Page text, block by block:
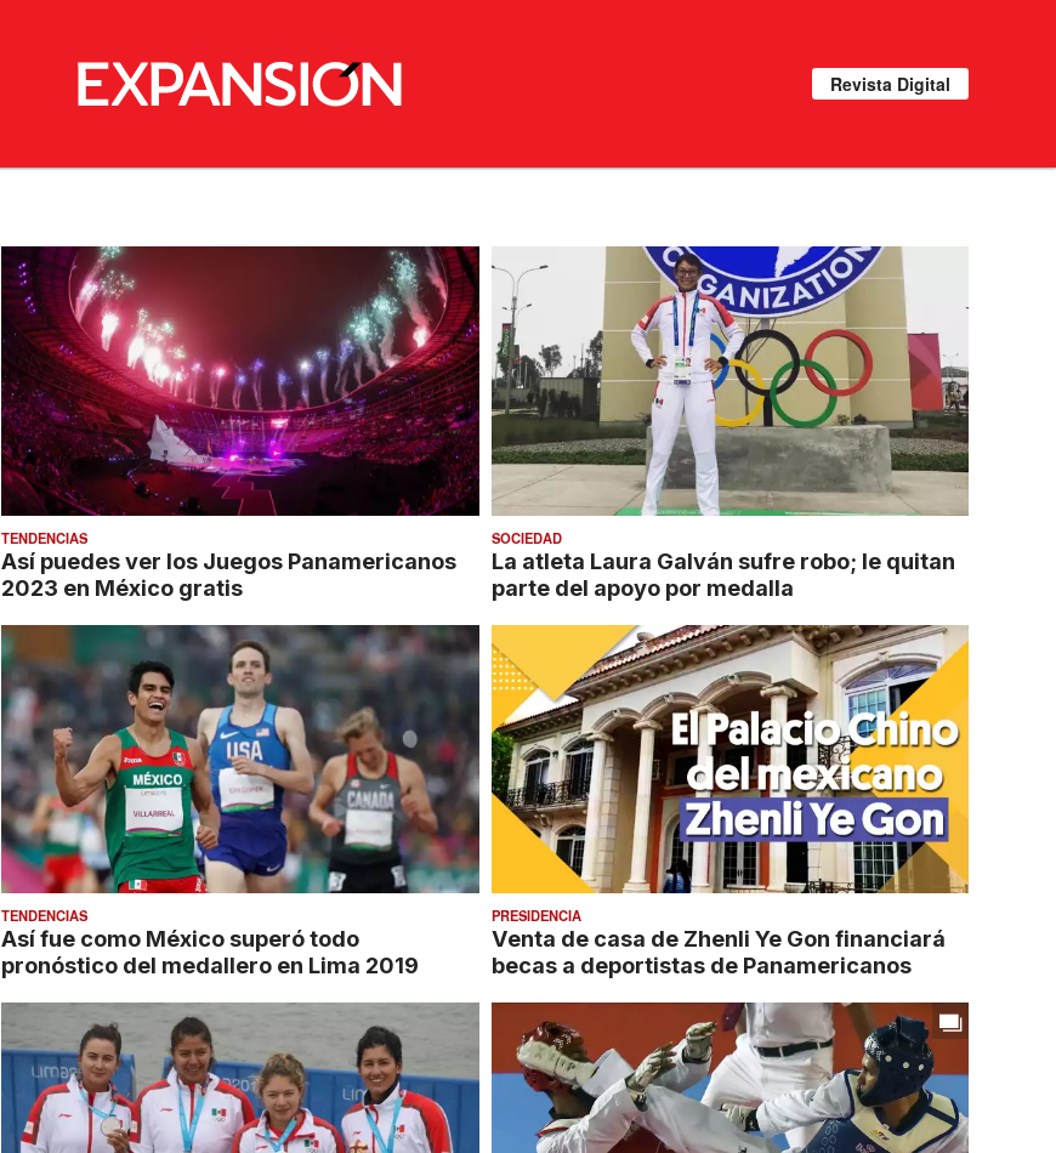
Revista Digital
TENDENCIAS
Así puedes ver los Juegos Panamericanos
2023 en México gratis
SOCIEDAD
La atleta Laura Galván sufre robo; le quitan
parte del apoyo por medalla
TENDENCIAS
Así fue como México superó todo
pronóstico del medallero en Lima 2019
PRESIDENCIA
Venta de casa de Zhenli Ye Gon financiará
becas a deportistas de Panamericanos